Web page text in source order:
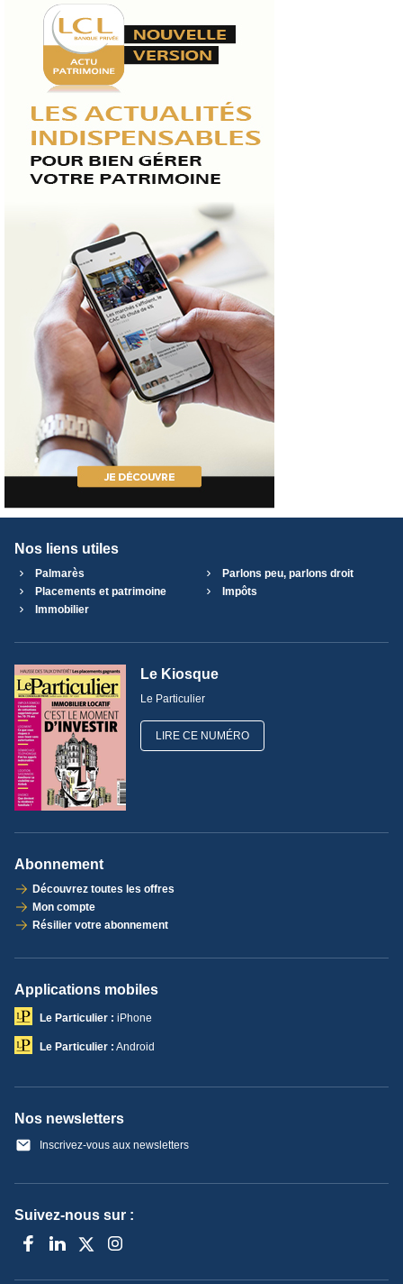
Nos liens utiles
Palmarès
Parlons peu, parlons droit
Placements et patrimoine
Impôts
Immobilier
Le Kiosque
Le Particulier
LIRE CE NUMÉRO
Abonnement
Découvrez toutes les offres
Mon compte
Résilier votre abonnement
Applications mobiles
Le Particulier : iPhone
Le Particulier : Android
Nos newsletters
Inscrivez-vous aux newsletters
Suivez-nous sur :